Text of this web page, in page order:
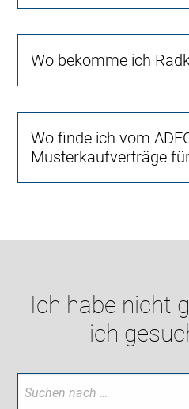
Wo bekomme ich
Wo finde ich vom
Musterkaufverträge
Ich habe nicht
ich